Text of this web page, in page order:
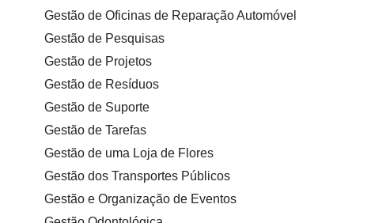
Gestão de Oficinas de Reparação Automóvel
Gestão de Pesquisas
Gestão de Projetos
Gestão de Resíduos
Gestão de Suporte
Gestão de Tarefas
Gestão de uma Loja de Flores
Gestão dos Transportes Públicos
Gestão e Organização de Eventos